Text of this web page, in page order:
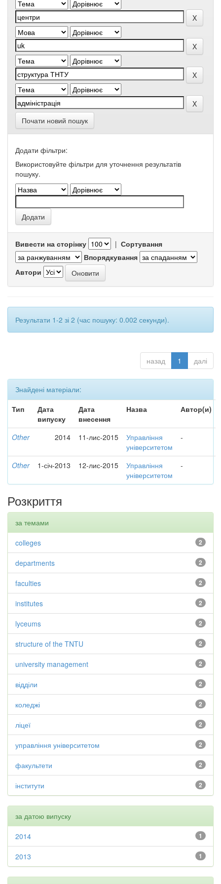
Почати новий пошук
Додати фільтри:
Використовуйте фільтри для уточнення результатів
пошуку.
Вивести на сторінку | Сортування
Впорядкування
Автори
Результати 1-2 зі 2 (час пошуку: 0.002 секунди).
назад 1 далі
Знайдені матеріали:
Тип
Дата
випуску
Дата
внесення
Назва Автор(и)
Other 2014 11-лис-2015
Управління
університетом
-
Other 1-січ-2013 12-лис-2015
Управління
університетом
-
Розкриття
за темами
2
colleges
2
departments
2
faculties
2
institutes
2
lyceums
2
structure of the TNTU
2
university management
2
відділи
2
коледжі
2
ліцеї
2
управління університетом
2
факультети
2
інститути
за датою випуску
1
2014
1
2013